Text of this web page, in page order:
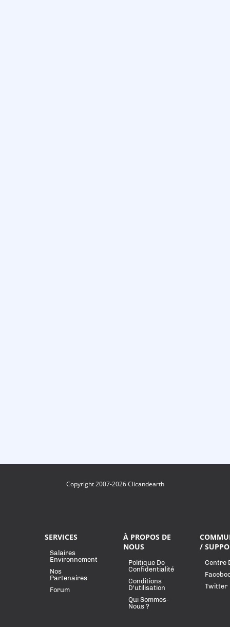
Copyright 2007-2026 Clicandearth
SERVICES
Salaires
Environnement
Nos
Partenaires
Forum
À PROPOS DE
NOUS
Politique De
Confidentialité
Conditions
D'utilisation
Qui Sommes-
Nous ?
/
Centre
Twitter